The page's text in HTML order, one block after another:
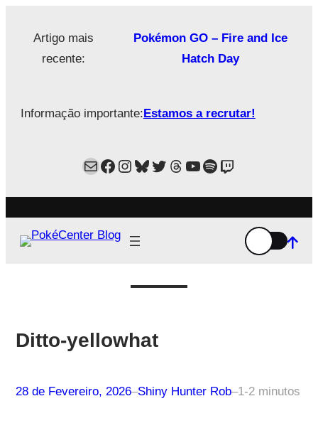
Artigo mais
recente:
Pokémon GO – Fire and Ice
Hatch Day
Informação importante:Estamos a recrutar!
MailFacebook
Instagram
Bluesky
Twitter
Estamos no Threads!
YouTube
Spotify
Twitch
Ditto-yellowhat
28 de Fevereiro, 2026–Shiny Hunter Rob–1-2 minutos